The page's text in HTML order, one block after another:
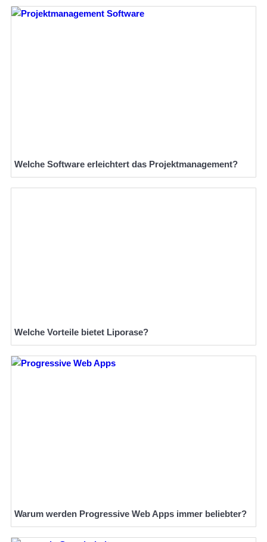
Welche Software erleichtert das Projektmanagement?
Welche Vorteile bietet Liporase?
Warum werden Progressive Web Apps immer beliebter?